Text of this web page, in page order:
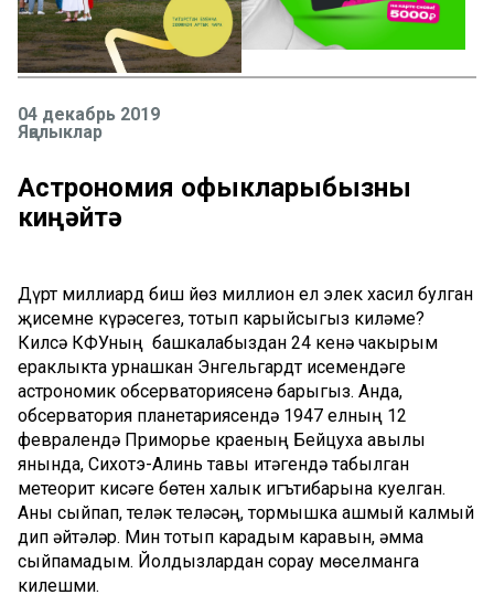
04 декабрь 2019
Яңалыклар
Астрономия офыкларыбызны
киңәйтә
Дүрт миллиард биш йөз миллион ел элек хасил булган
җисемне күрәсегез, тотып карыйсыгыз киләме?
Килсә КФУның башкалабыздан 24 кенә чакырым
ераклыкта урнашкан Энгельгардт исемендәге
астрономик обсерваториясенә барыгыз. Анда,
обсерватория планетариясендә 1947 елның 12
февралендә Приморье краеның Бейцуха авылы
янында, Сихотэ-Алинь тавы итәгендә табылган
метеорит кисәге бөтен халык игътибарына куелган.
Аны сыйпап, теләк теләсәң, тормышка ашмый калмый
дип әйтәләр. Мин тотып карадым каравын, әмма
сыйпамадым. Йолдызлардан сорау мөселманга
килешми.